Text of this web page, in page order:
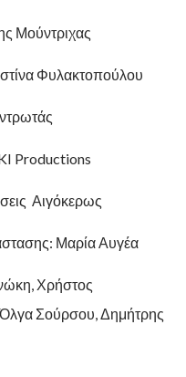
Μούντριχας
Φυλακτοπούλου
Productions
Αιγόκερως
Μαρία Αυγέα
Χρήστος
Σούρσου, Δημήτρης